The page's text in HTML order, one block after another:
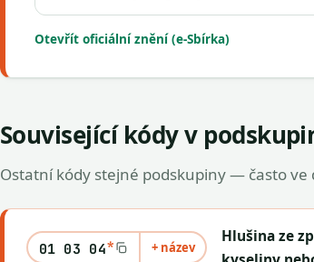
Otevřít oficiální znění (e-Sbírka)
Související kódy v
Ostatní kódy stejné podskupiny — často ve
01 03 04* + název
Hlušina ze